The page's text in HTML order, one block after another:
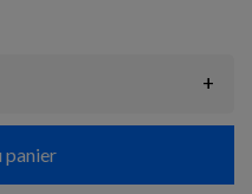
+
panier